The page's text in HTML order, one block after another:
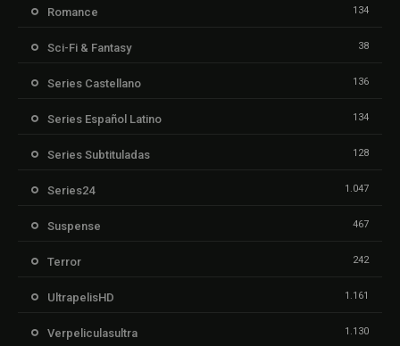
Romance 134
Sci-Fi & Fantasy 38
Series Castellano 136
Series Español Latino 134
Series Subtituladas 128
Series24 1.047
Suspense 467
Terror 242
UltrapelisHD 1.161
Verpeliculasultra 1.130